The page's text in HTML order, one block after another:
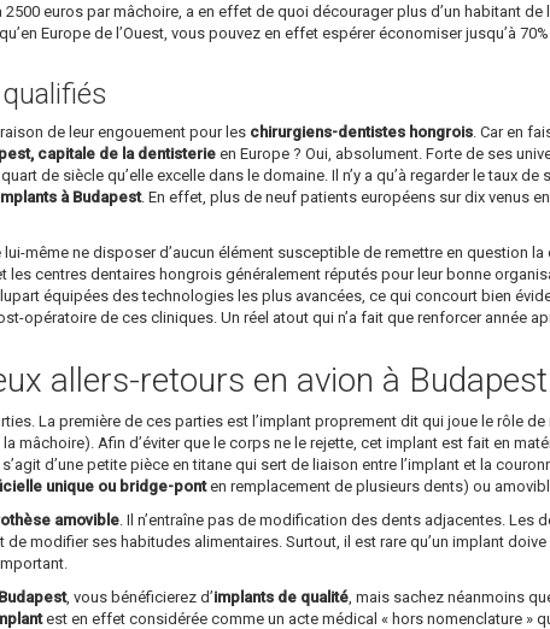
euros par mâchoire, a en effet de quoi décourager plus d’un habitant
Europe de l’Ouest, vous pouvez en effet espérer économiser jusqu’à
de leur engouement pour les chirurgiens-dentistes hongrois . Car en
capitale de la dentisterie en Europe ? Oui, absolument. Forte de ses
de siècle qu’elle excelle dans le domaine. Il n’y a qu’à regarder le taux
à Budapest. En effet, plus de neuf patients européens sur dix venus
lui-même ne disposer d’aucun élément susceptible de remettre en question
centres dentaires hongrois généralement réputés pour leur bonne
équipées des technologies les plus avancées, ce qui concourt bien
opératoire de ces cliniques. Un réel atout qui n’a fait que renforcer année
allers-retours en avion à
La première de ces parties est l’implant proprement dit qui joue le rôle
la mâchoire). Afin d’éviter que le corps ne le rejette, cet implant est fait en
s’agit d’une petite pièce en titane qui sert de liaison entre l’implant et la
unique ou bridge-ponten remplacement de plusieurs dents) ou
amovible . Il n’entraîne pas de modification des dents adjacentes.
modifier ses habitudes alimentaires. Surtout, il est rare qu’un implant
, vous bénéficierez d’implants de qualité , mais sachez néanmoins
est en effet considérée comme un acte médical « hors nomenclature »